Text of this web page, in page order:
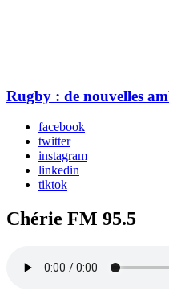
Rugby : de nouvelles
facebook
twitter
instagram
linkedin
tiktok
Chérie FM 95.5